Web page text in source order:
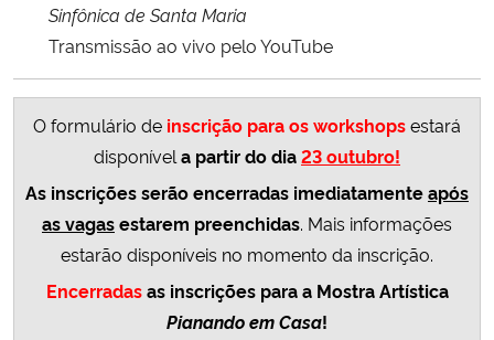
Sinfônica de Santa Maria
Transmissão ao vivo pelo YouTube
O formulário de inscrição para os workshopsestará
disponível a partir do dia23 outubro!
As inscrições serão encerradas imediatamenteapós
as vagasestarem preenchidas. Mais informações
estarão disponíveis no momento da inscrição.
Encerradasas inscrições para a Mostra Artística
Pianando em Casa!